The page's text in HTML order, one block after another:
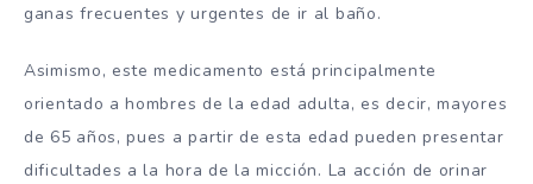
ganas frecuentes y urgentes de ir al baño.
Asimismo, este medicamento está principalmente
orientado a hombres de la edad adulta, es decir, mayores
de 65 años, pues a partir de esta edad pueden presentar
dificultades a la hora de la micción. La acción de orinar